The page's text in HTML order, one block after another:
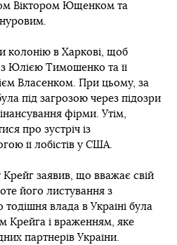
Віктором Ющенком та
колонію в Харкові, щоб
Юлією Тимошенко та її
Власенком. При цьому, за
під загрозою через підозри
фірми. Утім,
про зустріч із
її лобістів у США.
заявив, що вважає свій
його листування з
влада в Україні була
Крейга і враженням, яке
партнерів України.